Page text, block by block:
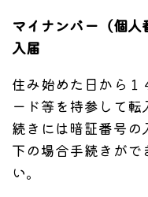
マイナンバー（個
入届
住み始めた日から１
ード等を持参して
続きには暗証番号
下の場合手続きがで
い。